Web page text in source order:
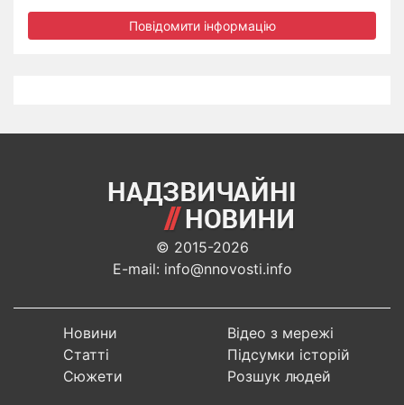
Повідомити інформацію
© 2015-2026
E-mail: info@nnovosti.info
Новини
Статті
Сюжети
Відео з мережі
Підсумки історій
Розшук людей